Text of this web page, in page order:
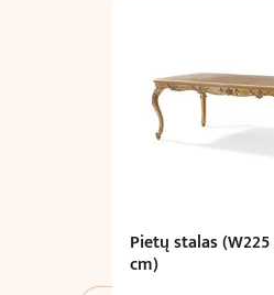
Pietų stalas (W225
cm)